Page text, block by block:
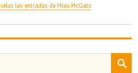
las entradas de Miau McGato